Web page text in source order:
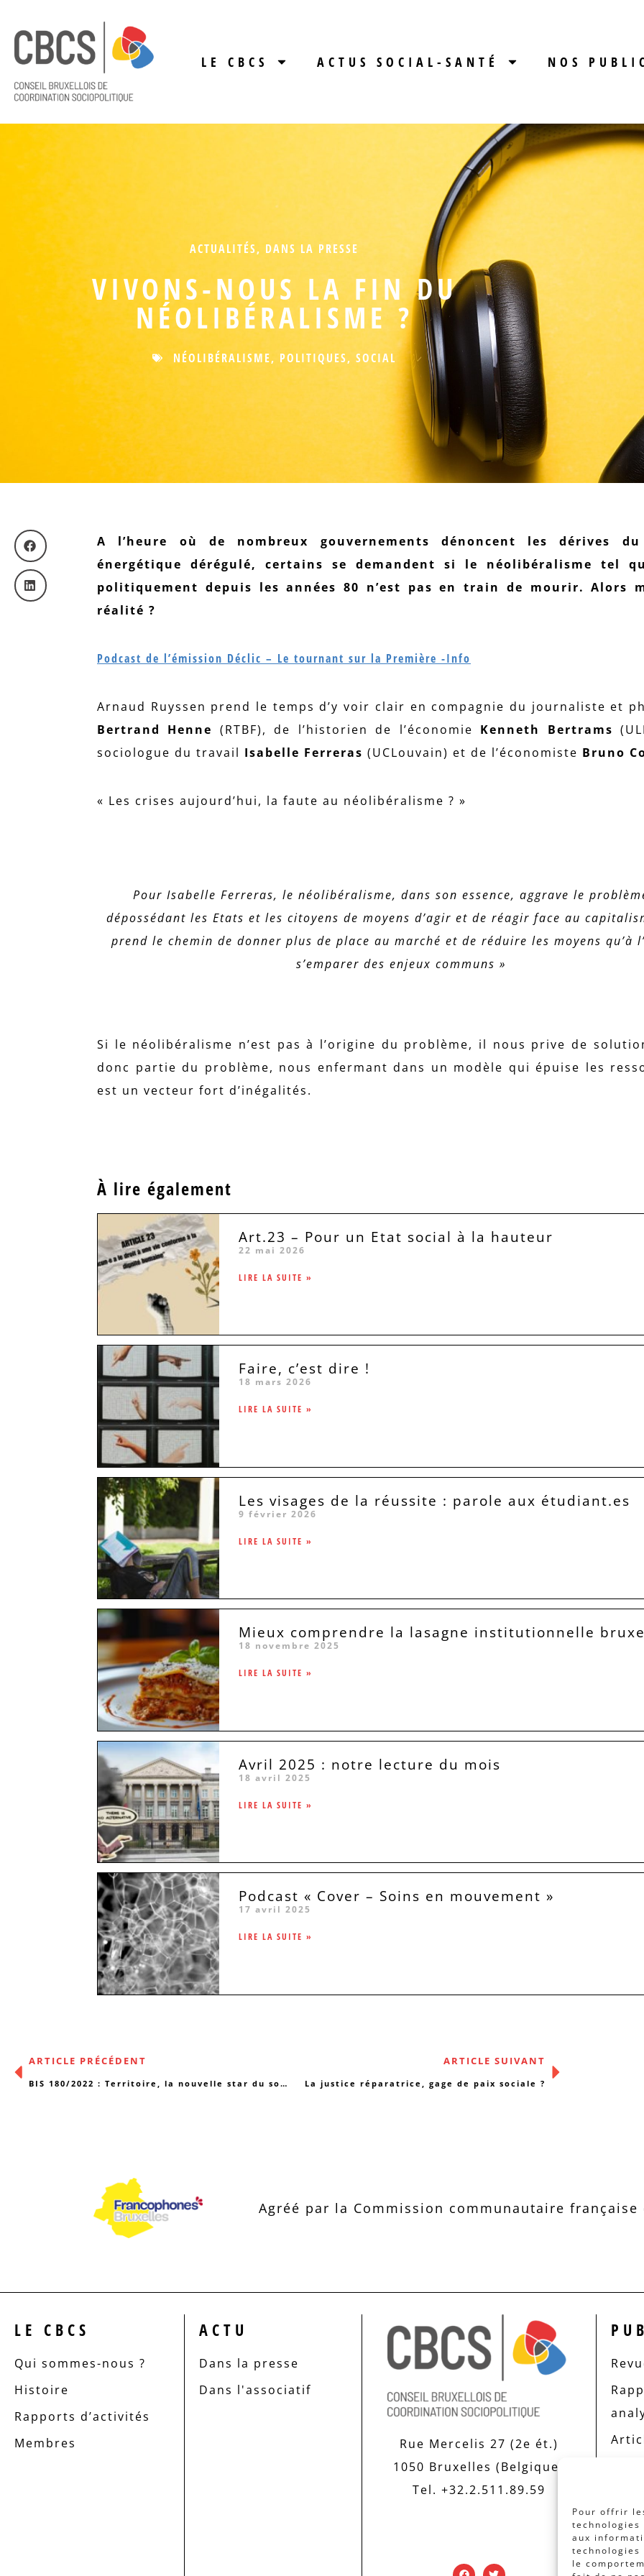
Pour offrir
aux
le
LE CBCS ACTUS SOCIAL-SANTÉ NOS
ACTUALITÉS, DANS LA PRESSE
VIVONS-NOUS LA FIN DU
NÉOLIBÉRALISME ?
NÉOLIBÉRALISME, POLITIQUES, SOCIAL
A l’heure où de nombreux gouvernements dénoncent les dérives du
énergétique dérégulé, certains se demandent si le néolibéralisme tel
politiquement depuis les années 80 n’est pas en train de mourir. Alors
réalité ?
Podcast de l’émission Déclic – Le tournant sur la Première -Info
Arnaud Ruyssen prend le temps d’y voir clair en compagnie du journaliste et
Bertrand Henne (RTBF), de l’historien de l’économie Kenneth Bertrams
sociologue du travail Isabelle Ferreras (UCLouvain) et de l’économiste Bruno
« Les crises aujourd’hui, la faute au néolibéralisme ? »
Pour Isabelle Ferreras, le néolibéralisme, dans son essence, aggrave le
dépossédant les Etats et les citoyens de moyens d’agir et de réagir face au
prend le chemin de donner plus de place au marché et de réduire les moyens qu’à
s’emparer des enjeux communs »
Si le néolibéralisme n’est pas à l’origine du problème, il nous prive de
donc partie du problème, nous enfermant dans un modèle qui épuise les
est un vecteur fort d’inégalités.
À lire également
Art.23 – Pour un Etat social à la hauteur
22 mai 2026
LIRE LA SUITE »
Faire, c’est dire !
18 mars 2026
LIRE LA SUITE »
Les visages de la réussite : parole aux étudiant.es
9 février 2026
LIRE LA SUITE »
Mieux comprendre la lasagne institutionnelle
18 novembre 2025
LIRE LA SUITE »
Avril 2025 : notre lecture du mois
18 avril 2025
LIRE LA SUITE »
Podcast « Cover – Soins en mouvement »
17 avril 2025
LIRE LA SUITE »
ARTICLE PRÉCÉDENT
BIS 180/2022 : Territoire, la nouvelle star du social-santé ?
ARTICLE SUIVANT
La justice réparatrice, gage de paix sociale ?
Agréé par la Commission communautaire
LE CBCS
Qui sommes-nous ?
Histoire
Rapports d’activités
Membres
ACTU
Dans la presse
Dans l'associatif
Rue Mercelis 27 (2e ét.)
1050 Bruxelles (Belgique)
Tel. +32.2.511.89.59